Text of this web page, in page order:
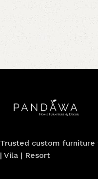
Trusted custom
| Vila | Resort